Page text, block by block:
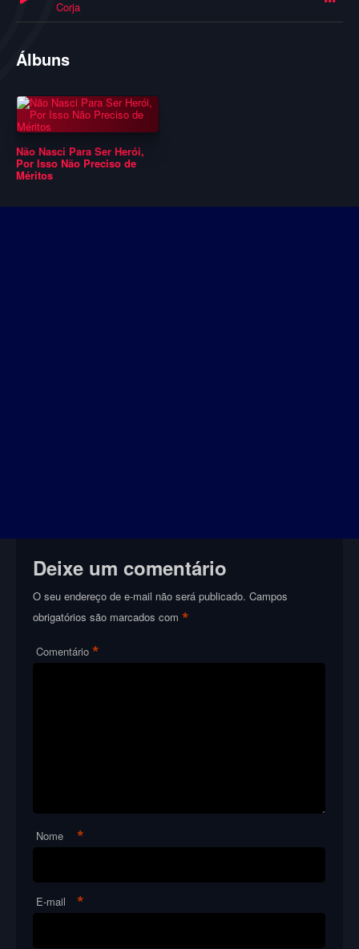
Corja
Álbuns
Não Nasci Para Ser Herói,
Por Isso Não Preciso de
Méritos
Deixe um comentário
O seu endereço de e-mail não será publicado. Campos
obrigatórios são marcados com*
Comentário *
Nome *
E-mail *